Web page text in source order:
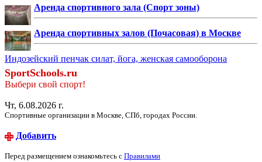
Аренда спортивного зала (Спорт зоны)
Аренда спортивных залов (Почасовая) в Москве
Индозейский пенчак силат, йога, женская самооборона
SportSchools.ru
Выбери свой спорт!
Чт, 6.08.2026 г.
Спортивные организации в Москве, СПб, городах России.
Добавить
Перед размещением ознакомьтесь с Правилами